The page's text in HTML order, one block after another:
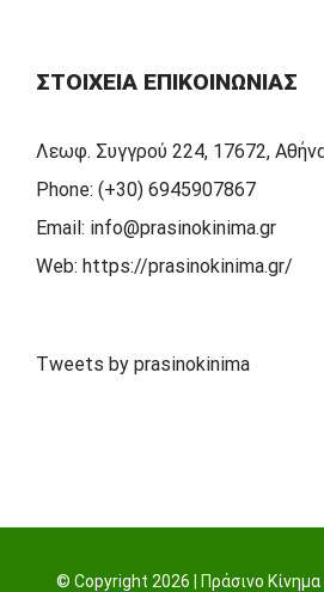
ΣΤΟΙΧΕΊΑ ΕΠΙΚΟΙΝΩΝΊΑΣ
Λεωφ. Συγγρού 224, 17672,
Phone: (+30) 6945907867
Email: info@prasinokinima.gr
Web: https://prasinokinima.gr/
Tweets by prasinokinima
© Copyright 2026 | Πράσινο